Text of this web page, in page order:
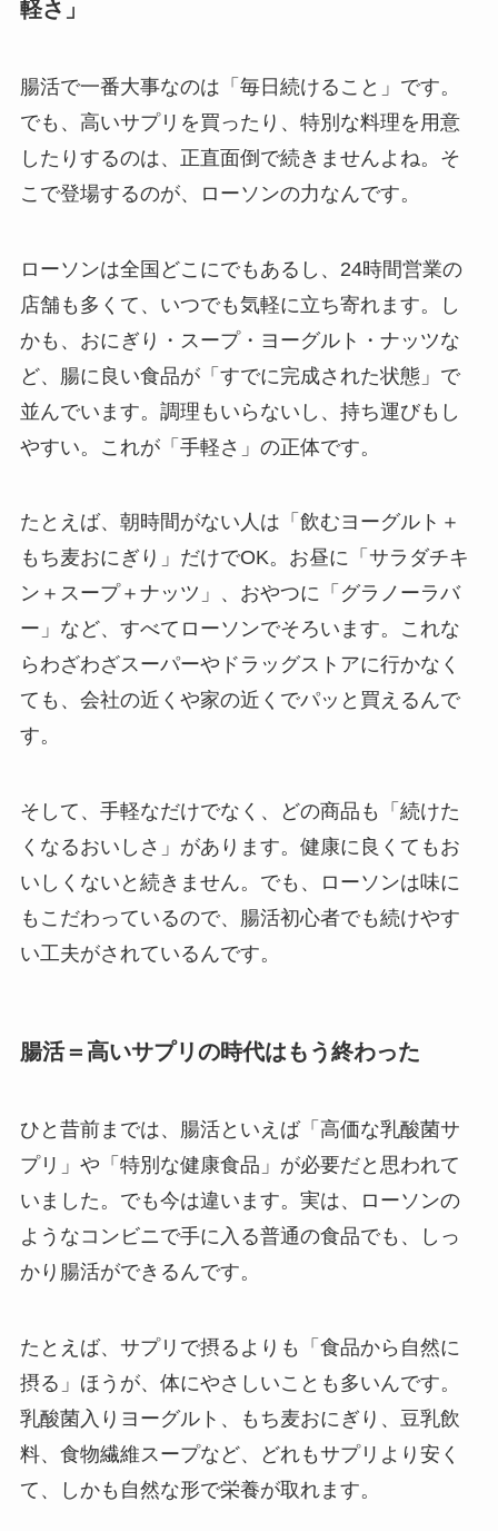
軽さ」
腸活で一番大事なのは「毎日続けること」です。
でも、高いサプリを買ったり、特別な料理を用意
したりするのは、正直面倒で続きませんよね。そ
こで登場するのが、ローソンの力なんです。
ローソンは全国どこにでもあるし、24時間営業の
店舗も多くて、いつでも気軽に立ち寄れます。し
かも、おにぎり・スープ・ヨーグルト・ナッツな
ど、腸に良い食品が「すでに完成された状態」で
並んでいます。調理もいらないし、持ち運びもし
やすい。これが「手軽さ」の正体です。
たとえば、朝時間がない人は「飲むヨーグルト＋
もち麦おにぎり」だけでOK。お昼に「サラダチキ
ン＋スープ＋ナッツ」、おやつに「グラノーラバ
ー」など、すべてローソンでそろいます。これな
らわざわざスーパーやドラッグストアに行かなく
ても、会社の近くや家の近くでパッと買えるんで
す。
そして、手軽なだけでなく、どの商品も「続けた
くなるおいしさ」があります。健康に良くてもお
いしくないと続きません。でも、ローソンは味に
もこだわっているので、腸活初心者でも続けやす
い工夫がされているんです。
腸活＝高いサプリの時代はもう終わった
ひと昔前までは、腸活といえば「高価な乳酸菌サ
プリ」や「特別な健康食品」が必要だと思われて
いました。でも今は違います。実は、ローソンの
ようなコンビニで手に入る普通の食品でも、しっ
かり腸活ができるんです。
たとえば、サプリで摂るよりも「食品から自然に
摂る」ほうが、体にやさしいことも多いんです。
乳酸菌入りヨーグルト、もち麦おにぎり、豆乳飲
料、食物繊維スープなど、どれもサプリより安く
て、しかも自然な形で栄養が取れます。